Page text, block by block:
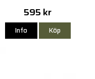
595 kr
Info Köp